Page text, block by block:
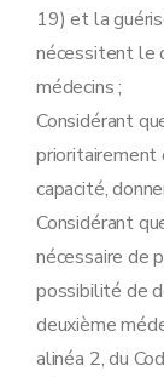
19) et la
nécessitent le
médecins ;
Considérant
prioritairement
capacité,
Considérant
nécessaire de
possibilité de
deuxième
alinéa 2, du